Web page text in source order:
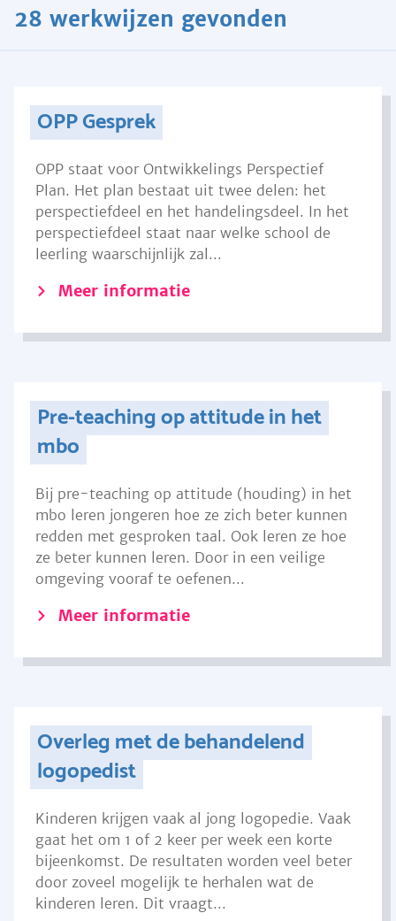
28 werkwijzen gevonden
OPP Gesprek
OPP staat voor Ontwikkelings Perspectief
Plan. Het plan bestaat uit twee delen: het
perspectiefdeel en het handelingsdeel. In het
perspectiefdeel staat naar welke school de
leerling waarschijnlijk zal...
Meer informatie
Pre-teaching op attitude in het
mbo
Bij pre-teaching op attitude (houding) in het
mbo leren jongeren hoe ze zich beter kunnen
redden met gesproken taal. Ook leren ze hoe
ze beter kunnen leren. Door in een veilige
omgeving vooraf te oefenen...
Meer informatie
Overleg met de behandelend
logopedist
Kinderen krijgen vaak al jong logopedie. Vaak
gaat het om 1 of 2 keer per week een korte
bijeenkomst. De resultaten worden veel beter
door zoveel mogelijk te herhalen wat de
kinderen leren. Dit vraagt...